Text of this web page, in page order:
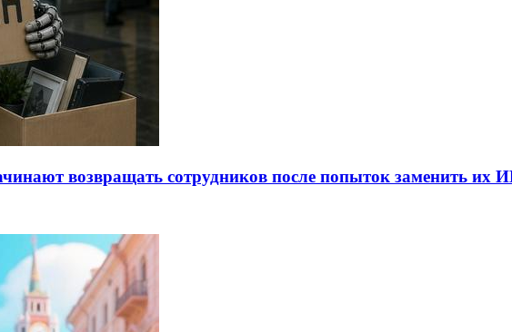
возвращать сотрудников после попыток заменить их